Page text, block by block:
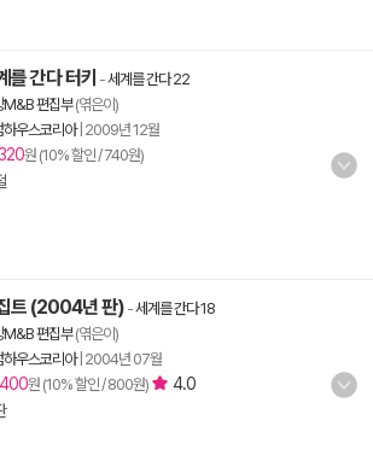
를 간다 터키 -세계를 간다 22
M&B 편집부(엮은이)
하우스코리아| 2009년 12월
원 (10% 할인 / 740원)
트 (2004년 판) -세계를 간다 18
M&B 편집부(엮은이)
하우스코리아| 2004년 07월
원 (10% 할인 / 800원)
4.0